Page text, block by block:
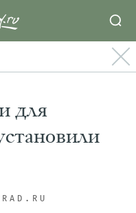
для